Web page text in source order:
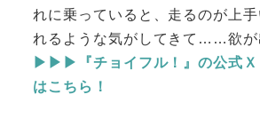
れに乗っていると、走るのが上
れるような気がしてきて……欲が
▶▶▶『チョイフル！』の公式Ｘ
はこちら！